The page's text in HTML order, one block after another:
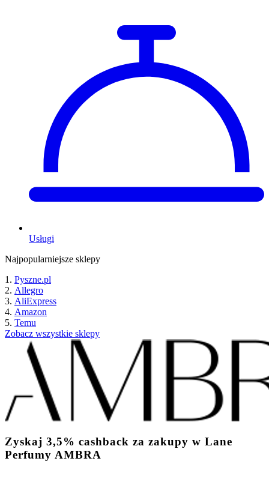
Usługi
Najpopularniejsze sklepy
Pyszne.pl
Allegro
AliExpress
Amazon
Temu
Zobacz wszystkie sklepy
Zyskaj 3,5% cashback za zakupy w Lane
Perfumy AMBRA